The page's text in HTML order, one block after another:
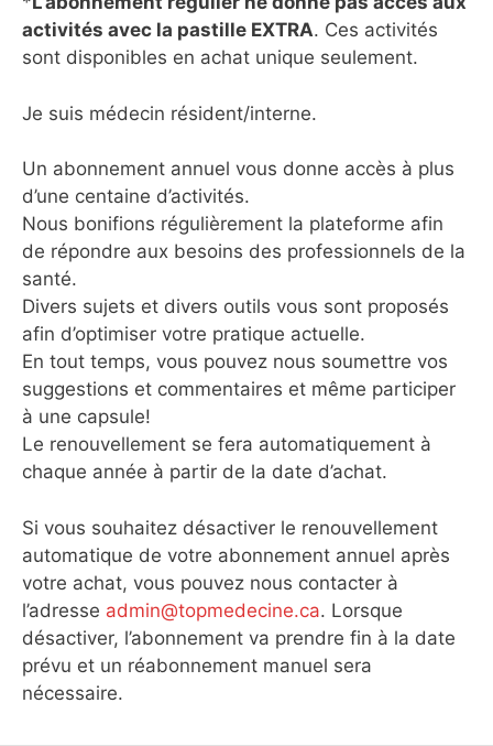
activités avec la pastille EXTRA. Ces activités
sont disponibles en achat unique seulement.
Je suis médecin résident/interne.
Un abonnement annuel vous donne accès à plus
d’une centaine d’activités.
Nous bonifions régulièrement la plateforme afin
de répondre aux besoins des professionnels de la
santé.
Divers sujets et divers outils vous sont proposés
afin d’optimiser votre pratique actuelle.
En tout temps, vous pouvez nous soumettre vos
suggestions et commentaires et même participer
à une capsule!
Le renouvellement se fera automatiquement à
chaque année à partir de la date d’achat.
Si vous souhaitez désactiver le renouvellement
automatique de votre abonnement annuel après
votre achat, vous pouvez nous contacter à
l’adresse admin@topmedecine.ca. Lorsque
désactiver, l’abonnement va prendre fin à la date
prévu et un réabonnement manuel sera
nécessaire.